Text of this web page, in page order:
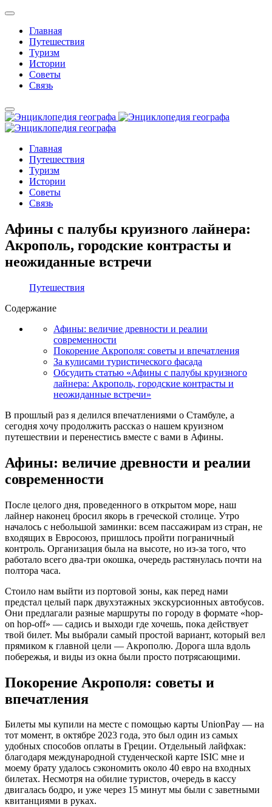
Главная
Путешествия
Туризм
Истории
Советы
Связь
Главная
Путешествия
Туризм
Истории
Советы
Связь
Афины с палубы круизного лайнера:
Акрополь, городские контрасты и
неожиданные встречи
Путешествия
Содержание
Афины: величие древности и реалии
современности
Покорение Акрополя: советы и впечатления
За кулисами туристического фасада
Обсудить статью «Афины с палубы круизного
лайнера: Акрополь, городские контрасты и
неожиданные встречи»
В прошлый раз я делился впечатлениями о Стамбуле, а
сегодня хочу продолжить рассказ о нашем круизном
путешествии и перенестись вместе с вами в Афины.
Афины: величие древности и реалии
современности
После целого дня, проведенного в открытом море, наш
лайнер наконец бросил якорь в греческой столице. Утро
началось с небольшой заминки: всем пассажирам из стран, не
входящих в Евросоюз, пришлось пройти пограничный
контроль. Организация была на высоте, но из-за того, что
работало всего два-три окошка, очередь растянулась почти на
полтора часа.
Стоило нам выйти из портовой зоны, как перед нами
предстал целый парк двухэтажных экскурсионных автобусов.
Они предлагали разные маршруты по городу в формате «hop-
on hop-off» — садись и выходи где хочешь, пока действует
твой билет. Мы выбрали самый простой вариант, который вел
прямиком к главной цели — Акрополю. Дорога шла вдоль
побережья, и виды из окна были просто потрясающими.
Покорение Акрополя: советы и
впечатления
Билеты мы купили на месте с помощью карты UnionPay — на
тот момент, в октябре 2023 года, это был один из самых
удобных способов оплаты в Греции. Отдельный лайфхак:
благодаря международной студенческой карте ISIC мне и
моему брату удалось сэкономить около 40 евро на входных
билетах. Несмотря на обилие туристов, очередь в кассу
двигалась бодро, и уже через 15 минут мы были с заветными
квитанциями в руках.